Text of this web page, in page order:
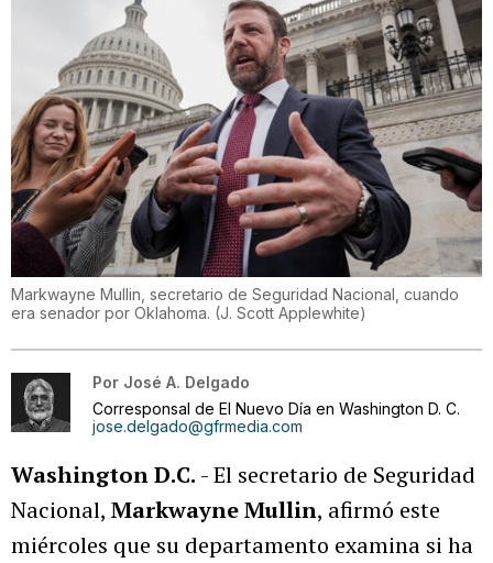
Markwayne Mullin, secretario de Seguridad Nacional, cuando
era senador por Oklahoma. (J. Scott Applewhite)
Por José A. Delgado
Corresponsal de El Nuevo Día en Washington D. C.
jose.delgado@gfrmedia.com
Washington D.C. - El secretario de Seguridad
Nacional, Markwayne Mullin, afirmó este
miércoles que su departamento examina si ha